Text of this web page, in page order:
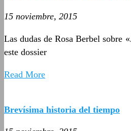
15 noviembre, 2015
Las dudas de Rosa Berbel sobre
este dossier
Read More
Brevísima historia del tiempo